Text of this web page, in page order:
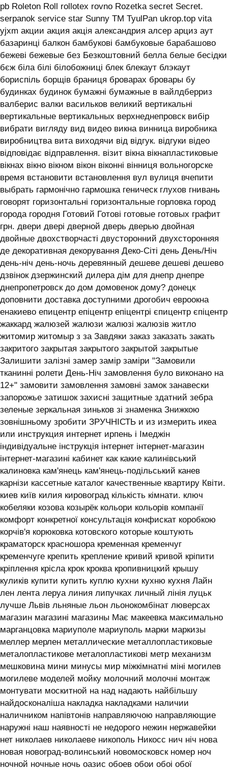
pb Roleton Roll rollotex rovno Rozetka secret Secret.
serpanok service star Sunny TM TyulPan ukrop.top vita
yjxm акции акция акція александрия алсер арциз аут
базаринці балкон бамбукові бамбуковые барабашово
бежеві бежевые без Безкоштовний белла белые бесідки
бєж біла білі білобожниці блек блекаут блэкаут
бориспіль борщів браниця броварах бровары бу
будинках будинок бумажні бумажные в вайлдберриз
валберис валки васильков великий вертикальні
вертикальные вертикальных верхнеднепровск вибір
вибрати вигляду вид видео викна винница виробника
виробництва вита виходячи від відгук. відгуки відео
відповідає відправлення. візит вікна вікнапластиковые
вікнах вікно вікном вікон віконні вінниця вольногорске
время встановити встановлення вул вулиця вчепити
выбрать гармонічно гармошка геническ глухов гнивань
говорят горизонтальні горизонтальные горловка город
города городня Готовий Готові готовые готовых графит
грн. двери двері дверной дверь дверью двойная
двойные двохстворчасті двусторонний двухсторонняя
де декоративная декорування Деко-Сіті день День/Ніч
день-ніч день-ночь деревянный дешеве дешеві дешево
дзвінок дзержинский дилера дім для днепр днепре
днепропетровск до дом домовенок дому? донецк
доповнити доставка доступними дрогобич евроокна
енакиево епицентр епіцентр епіцентрі єпицентр єпіцентр
жаккард жалюзей жалюзи жалюзі жалюзів житло
житомир житомыр з за Завдяки заказ заказать закать
закритого закрытая закрытого закрытой закрытые
Залишити залізні замер замір заміри "Замовили
тканинні ролети День-Ніч замовлення було виконано на
12+" замовити замовлення замовні замок занавески
запорожье затишок захисні защитные здатний зебра
зеленые зеркальная зиньков зі знаменка Знижкою
зовнішньому зробити ЗРУЧНІСТЬ и из измерить икеа
или инструкция интернет ирпень і ‎Імеджін
індивідуальне інструкція інтернет інтернет-магазин
інтернет-магазині кабинет как какие калинівський
калиновка кам'янець кам'янець-подільський канев
карнізи кассетные каталог качественные квартиру Квіти.
киев київ килия кировоград кількість кімнати. ключ
кобеляки козова козырёк кольори кольорів компанії
комфорт конкретної консультація конфискат коробкою
корчів'я корюковка котовского которые коштують
краматорск красношора кременная кременчуг
кременчуге крепить крепление кривий кривой кріпити
кріплення крісла крок кроква кропивницкий крышу
куликів купити купить куплю кухни кухню кухня ‎Лайн
лен лента леруа линия липучках личный лінія луцьк
лучше Львів льняные льон льонокомбінат люверсах
магазин магазині магазины Має макеевка максимально
марганцовка мариуполе мариуполь марки маркизы
меллер мерлен металлические металлопластиковые
металопластикове металопластикові метр механизм
мешковина мини минусы мир міжкімнатні міні могилев
могилеве моделей мойку молочний молочні монтаж
монтувати москитной на над надають найбільшу
найдосконаліша накладка накладками наличии
наличником напівтонів направляючою направляющие
наружні наш наявності не недорого нежин нержавейки
нет николаев николаеве никополь Никосс нич ніч нова
новая новоград-волинський новомосковск номер ноч
ночной ночные ночь оазис обоев обои обоі обої